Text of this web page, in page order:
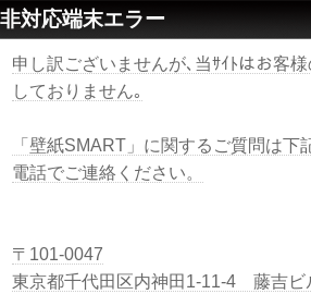
非対応端末エラー
申し訳ございませんが､当ｻｲﾄはお客
しておりません｡
「壁紙SMART」に関するご質問は下
電話でご連絡ください。
〒101-0047
東京都千代田区内神田1-11-4 藤吉ビ